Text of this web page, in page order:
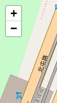
地
圖
+
−